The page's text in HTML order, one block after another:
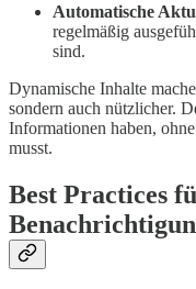
Automatische
regelmäßig
sind.
Dynamische Inhalte
sondern auch nützlicher.
Informationen haben,
musst.
Best Practices